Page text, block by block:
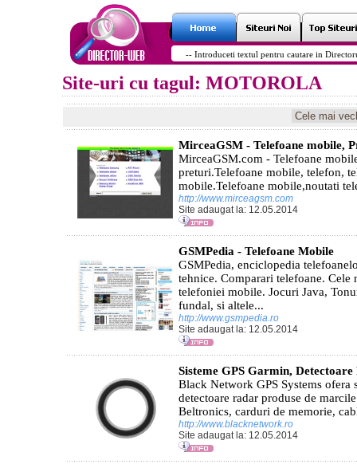
Site-uri cu tagul: MOTOROLA
MirceaGSM - Telefoane mobile,
MirceaGSM.com - Telefoane
preturi.Telefoane mobile, telefon,
mobile.Telefoane mobile,noutati
http://www.mirceagsm.com
Site adaugat la: 12.05.2014
GSMPedia - Telefoane Mobile
GSMPedia, enciclopedia
tehnice. Comparari telefoane.
telefoniei mobile. Jocuri Java,
fundal, si altele...
http://www.gsmpedia.ro
Site adaugat la: 12.05.2014
Sisteme GPS Garmin,
Black Network GPS Systems ofera
detectoare radar produse de
Beltronics, carduri de memorie,
http://www.blacknetwork.ro
Site adaugat la: 12.05.2014